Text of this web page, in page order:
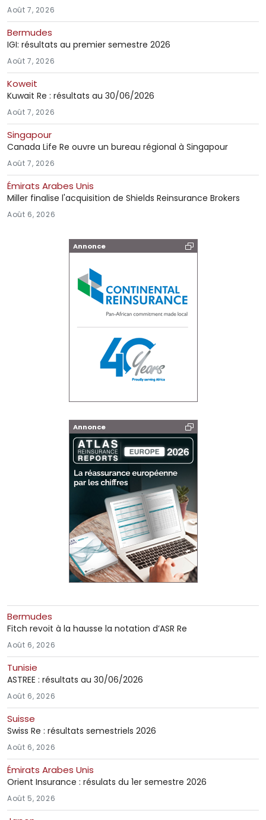
Août 7, 2026
Bermudes
IGI: résultats au premier semestre 2026
Août 7, 2026
Koweit
Kuwait Re : résultats au 30/06/2026
Août 7, 2026
Singapour
Canada Life Re ouvre un bureau régional à Singapour
Août 7, 2026
Émirats Arabes Unis
Miller finalise l'acquisition de Shields Reinsurance Brokers
Août 6, 2026
Annonce
Annonce
Bermudes
Fitch revoit à la hausse la notation d’ASR Re
Août 6, 2026
Tunisie
ASTREE : résultats au 30/06/2026
Août 6, 2026
Suisse
Swiss Re : résultats semestriels 2026
Août 6, 2026
Émirats Arabes Unis
Orient Insurance : résulats du 1er semestre 2026
Août 5, 2026